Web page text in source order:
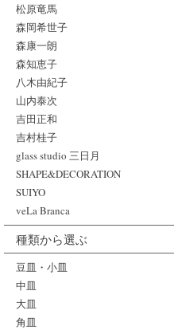
松原竜馬
森岡希世子
森康一朗
森知恵子
八木由紀子
山内泰次
吉田正和
吉村桂子
glass studio 三日月
SHAPE&DECORATION
SUIYO
veLa Branca
種類から選ぶ
豆皿・小皿
中皿
大皿
角皿